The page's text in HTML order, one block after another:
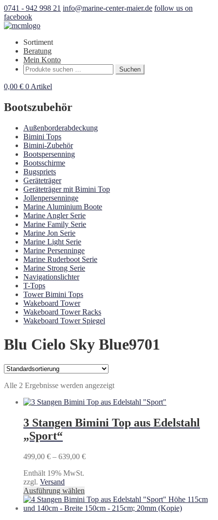
0741 - 942 998 21 info@marine-center-maier.de follow us on
facebook
Sortiment
Beratung
Mein Konto
Suchen
nach:
Suchen
0,00 € 0 Artikel
Bootszubehör
Außenborderabdeckung
Bimini Tops
Bimini-Zubehör
Bootspersenning
Bootsschirme
Bugspriets
Geräteträger
Geräteträger mit Bimini Top
Jollenpersenninge
Marine Aluminium Boote
Marine Angler Serie
Marine Family Serie
Marine Jon Serie
Marine Light Serie
Marine Persenninge
Marine Ruderboot Serie
Marine Strong Serie
Navigationslichter
T-Tops
Tower Bimini Tops
Wakeboard Tower
Wakeboard Tower Racks
Wakeboard Tower Spiegel
Blu Cielo Sky Blue9701
Alle 2 Ergebnisse werden angezeigt
3 Stangen Bimini Top aus Edelstahl
„Sport“
499,00 € – 639,00 €Preisspanne:
Enthält 19% MwSt.
zzgl. Versand
Ausführung wählen
Produkt
weist